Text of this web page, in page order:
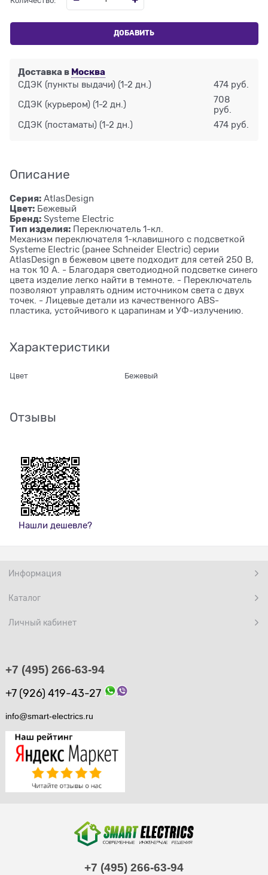
ДОБАВИТЬ
Доставка в Москва
СДЭК (пункты выдачи) (1-2 дн.) 474 руб.
СДЭК (курьером) (1-2 дн.)
708
руб.
СДЭК (постаматы) (1-2 дн.) 474 руб.
Описание
Серия: AtlasDesign
Цвет: Бежевый
Бренд: Systeme Electric
Тип изделия: Переключатель 1-кл.
Механизм переключателя 1-клавишного с подсветкой
Systeme Electric (ранее Schneider Electric) серии
AtlasDesign в бежевом цвете подходит для сетей 250 В,
на ток 10 А. - Благодаря светодиодной подсветке синего
цвета изделие легко найти в темноте. - Переключатель
позволяют управлять одним источником света с двух
точек. - Лицевые детали из качественного ABS-
пластика, устойчивого к царапинам и УФ-излучению.
Характеристики
Цвет Бежевый
Отзывы
Нашли дешевле?
Информация
Каталог
Личный кабинет
+7 (495) 266-63-94
+7 (926) 419-43-27
info@smart-electrics.ru
+7 (495) 266-63-94